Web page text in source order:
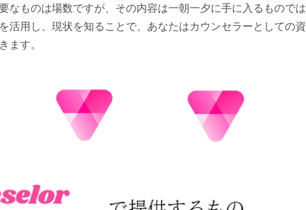
なものは場数ですが、その内容は一朝一夕に手に入るものでは
活用し、現状を知ることで、あなたはカウンセラーとしての資
ます。